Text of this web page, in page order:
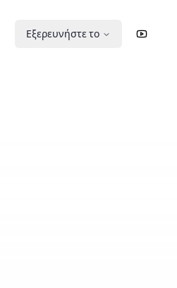
Εξερευνήστε το YouTube